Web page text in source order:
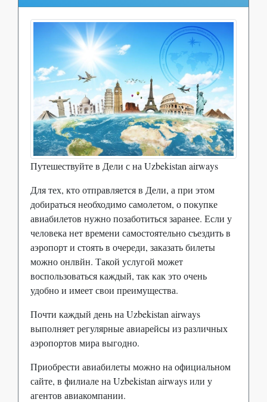
Путешествуйте в Дели с на Uzbekistan airways
Для тех, кто отправляется в Дели, а при этом
добираться необходимо самолетом, о покупке
авиабилетов нужно позаботиться заранее. Если у
человека нет времени самостоятельно съездить в
аэропорт и стоять в очереди, заказать билеты
можно онлвйн. Такой услугой может
воспользоваться каждый, так как это очень
удобно и имеет свои преимущества.
Почти каждый день на Uzbekistan airways
выполняет регулярные авиарейсы из различных
аэропортов мира выгодно.
Приобрести авиабилеты можно на официальном
сайте, в филиале на Uzbekistan airways или у
агентов авиакомпании.